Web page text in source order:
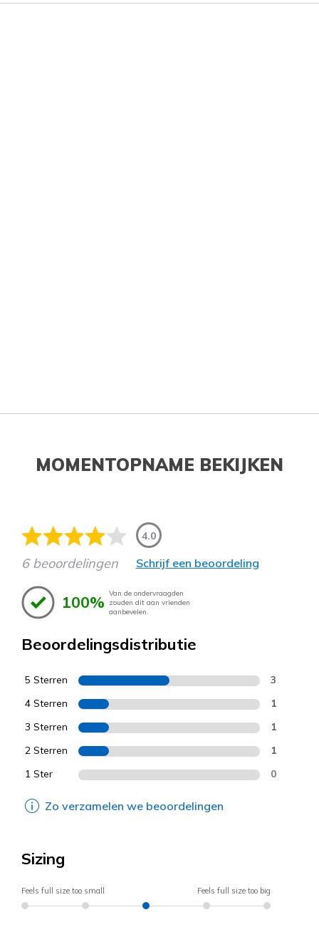
MOMENTOPNAME BEKIJKEN
4.0
6 beoordelingen Schrijf een beoordeling
100% Van de ondervraagden
zouden dit aan vrienden
aanbevelen.
Beoordelingsdistributie
5 Sterren 3
4 Sterren 1
3 Sterren 1
2 Sterren 1
1 Ster 0
Zo verzamelen we beoordelingen
Sizing
Feels full size too small Feels full size too big